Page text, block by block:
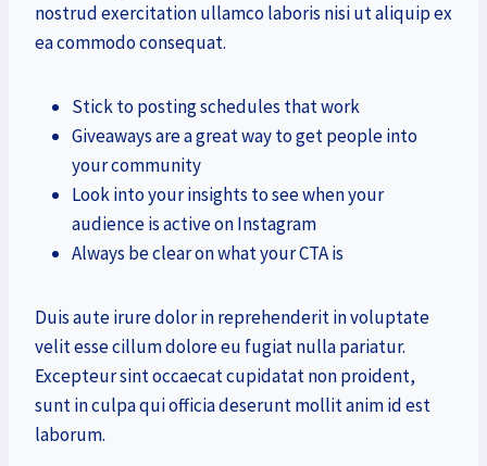
nostrud exercitation ullamco laboris nisi ut aliquip ex
ea commodo consequat.
Stick to posting schedules that work
Giveaways are a great way to get people into
your community
Look into your insights to see when your
audience is active on Instagram
Always be clear on what your CTA is
Duis aute irure dolor in reprehenderit in voluptate
velit esse cillum dolore eu fugiat nulla pariatur.
Excepteur sint occaecat cupidatat non proident,
sunt in culpa qui officia deserunt mollit anim id est
laborum.